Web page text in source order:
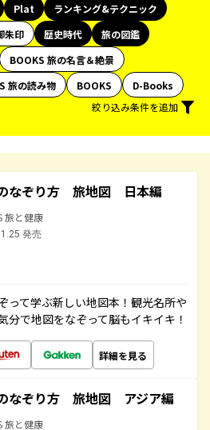
Plat
ランキング&テクニック
朱印 歴史時代
旅の図鑑
BOOKS 旅の名言＆絶景
旅の読み物 BOOKS
D-Books
絞り込み条件を追加
なぞり方 旅地図 日本編
旅と健康
発売
って学ぶ新しい地図本！観光名所や
分で地図をなぞって脳もイキイキ！
詳細を見る
なぞり方 旅地図 アジア編
旅と健康